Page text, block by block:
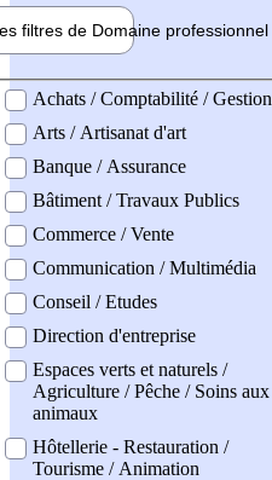
filtres de Domaine professionnel
professionel
Achats / Comptabilité / Gestion
Arts / Artisanat d'art
Banque / Assurance
Bâtiment / Travaux Publics
Commerce / Vente
Communication / Multimédia
Conseil / Etudes
Direction d'entreprise
Espaces verts et naturels /
Agriculture / Pêche / Soins aux
animaux
Hôtellerie - Restauration /
Tourisme / Animation